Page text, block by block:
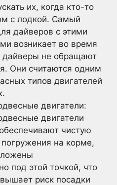
их, когда кто-то
с лодкой. Самый
дайверов с этими
возникает во время
дайверы не обращают
Они считаются одним
типов двигателей
двигатели:
двигатели
чистую
на корме,
под этой точкой, что
риск посадки